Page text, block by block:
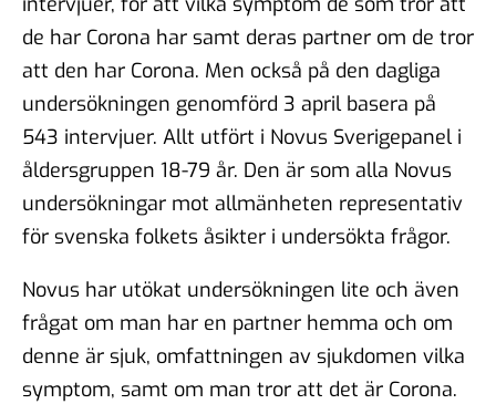
de har Corona har samt deras partner om de tror
att den har Corona. Men också på den dagliga
undersökningen genomförd 3 april basera på
543 intervjuer. Allt utfört i Novus Sverigepanel i
åldersgruppen 18-79 år. Den är som alla Novus
undersökningar mot allmänheten representativ
för svenska folkets åsikter i undersökta frågor.
Novus har utökat undersökningen lite och även
frågat om man har en partner hemma och om
denne är sjuk, omfattningen av sjukdomen vilka
symptom, samt om man tror att det är Corona.